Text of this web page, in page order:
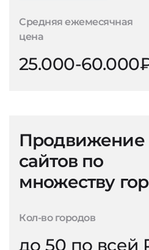
Средняя ежемесячная
цена
25.000-
Продвижение
сайтов по
множеству
Кол-во городов
до 50 по всей